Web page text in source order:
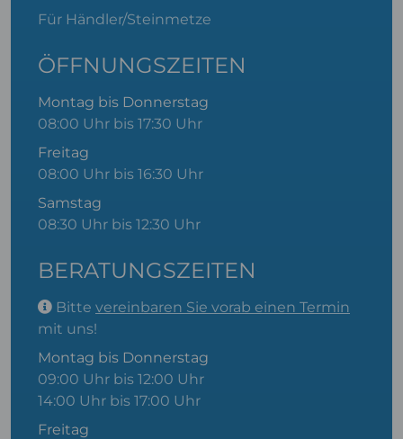
Für Händler/Steinmetze
ÖFFNUNGSZEITEN
Montag bis Donnerstag
08:00 Uhr bis 17:30 Uhr
Freitag
08:00 Uhr bis 16:30 Uhr
Samstag
08:30 Uhr bis 12:30 Uhr
BERATUNGSZEITEN
Bitte vereinbaren Sie vorab einen Termin
mit uns!
Montag bis Donnerstag
09:00 Uhr bis 12:00 Uhr
14:00 Uhr bis 17:00 Uhr
Freitag